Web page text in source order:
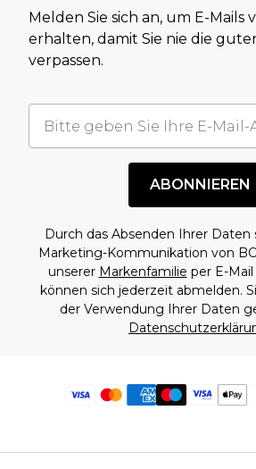
Melden Sie sich an, um E-Mails
erhalten, damit Sie nie die
verpassen.
ABONNIEREN
Durch das Absenden Ihrer
Marketing-Kommunikation von
unserer Markenfamilie per E-
können sich jederzeit abmelden.
der Verwendung Ihrer Daten